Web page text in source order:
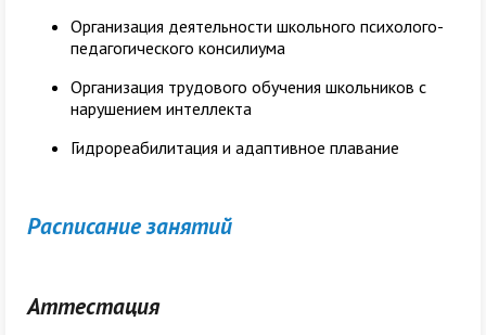
Организация деятельности школьного психолого-
педагогического консилиума
Организация трудового обучения школьников с
нарушением интеллекта
Гидрореабилитация и адаптивное плавание
Расписание занятий
Аттестация